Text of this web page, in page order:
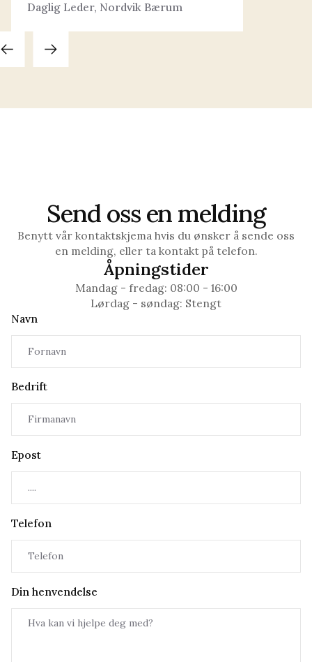
Daglig Leder, Nordvik Bærum
Send oss en melding
Benytt vår kontaktskjema hvis du ønsker å sende oss
en melding, eller ta kontakt på telefon.
Åpningstider
Mandag - fredag: 08:00 - 16:00
Lørdag - søndag: Stengt
Navn
Bedrift
Epost
Telefon
Din henvendelse